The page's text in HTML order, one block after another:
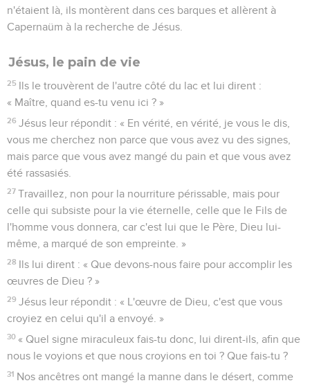
n'étaient là, ils montèrent dans ces barques et allèrent à
Capernaüm à la recherche de Jésus.
Jésus, le pain de vie
25 Ils le trouvèrent de l'autre côté du lac et lui dirent :
« Maître, quand es-tu venu ici ? »
26 Jésus leur répondit : « En vérité, en vérité, je vous le dis,
vous me cherchez non parce que vous avez vu des signes,
mais parce que vous avez mangé du pain et que vous avez
été rassasiés.
27 Travaillez, non pour la nourriture périssable, mais pour
celle qui subsiste pour la vie éternelle, celle que le Fils de
l'homme vous donnera, car c'est lui que le Père, Dieu lui-
même, a marqué de son empreinte. »
28 Ils lui dirent : « Que devons-nous faire pour accomplir les
œuvres de Dieu ? »
29 Jésus leur répondit : « L'œuvre de Dieu, c'est que vous
croyiez en celui qu'il a envoyé. »
30 « Quel signe miraculeux fais-tu donc, lui dirent-ils, afin que
nous le voyions et que nous croyions en toi ? Que fais-tu ?
31 Nos ancêtres ont mangé la manne dans le désert, comme